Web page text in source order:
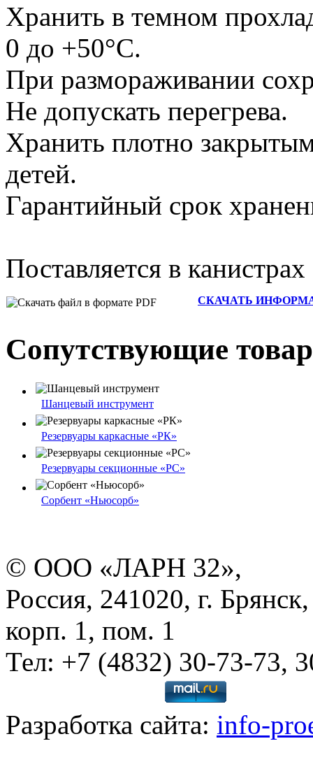
Хранить в темном
0 до +50°С.
При размораживании
Не допускать перегрева.
Хранить плотно
детей.
Гарантийный срок
Поставляется в
СКАЧАТЬ
Сопутствующие
Шанцевый инструмент
Резервуары каркасные «РК»
Резервуары секционные «РС»
Сорбент «Ньюсорб»
© ООО «ЛАРН 32»,
Россия, 241020, г.
корп. 1, пом. 1
Тел: +7 (4832) 30-73-73,
Разработка сайта: info-